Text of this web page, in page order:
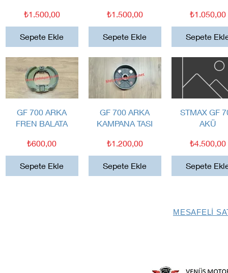
Fiyat
₺1.500,00
Sepete Ekle
Fiyat
₺1.500,00
Sepete Ekle
Fiyat
₺1.050,00
Sepete
Hızlı Bakış
GF 700 ARKA
FREN BALATA
Fiyat
₺600,00
Sepete Ekle
Hızlı Bakış
GF 700 ARKA
KAMPANA TASI
Fiyat
₺1.200,00
Sepete Ekle
Hızlı Bakış
STMAX GF
AKÜ
Fiyat
₺4.500,00
Sepete
MESAFELİ